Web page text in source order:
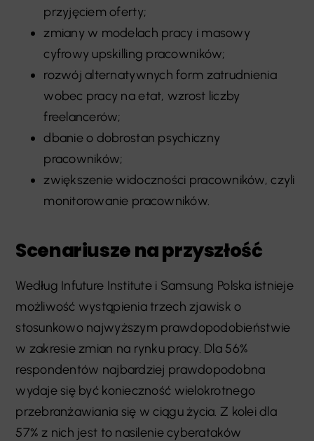
przyjęciem oferty;
zmiany w modelach pracy i masowy
cyfrowy upskilling pracowników;
rozwój alternatywnych form zatrudnienia
wobec pracy na etat, wzrost liczby
freelancerów;
dbanie o dobrostan psychiczny
pracowników;
zwiększenie widoczności pracowników, czyli
monitorowanie pracowników.
Scenariusze na przyszłość
Według Infuture Institute i Samsung Polska istnieje
możliwość wystąpienia trzech zjawisk o
stosunkowo najwyższym prawdopodobieństwie
w zakresie zmian na rynku pracy. Dla 56%
respondentów najbardziej prawdopodobna
wydaje się być konieczność wielokrotnego
przebranżawiania się w ciągu życia. Z kolei dla
57% z nich jest to nasilenie cyberataków